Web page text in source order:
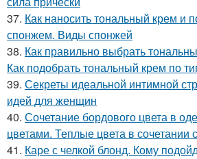
37. Как наносить тональный крем и
спонжем. Виды спонжей
38. Как правильно выбрать
Как подобрать тональный крем по
39. Секреты идеальной интимной
идей для женщин
40. Сочетание бордового цвета в
цветами. Теплые цвета в сочетании
41. Каре с челкой блонд. Кому